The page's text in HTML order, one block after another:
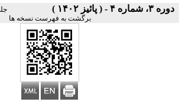
دوره ۳، شماره ۴ - ( پائیز ۱۴۰۲ ) جلد ۳ شماره ۴
برگشت به فهرست نسخه ها